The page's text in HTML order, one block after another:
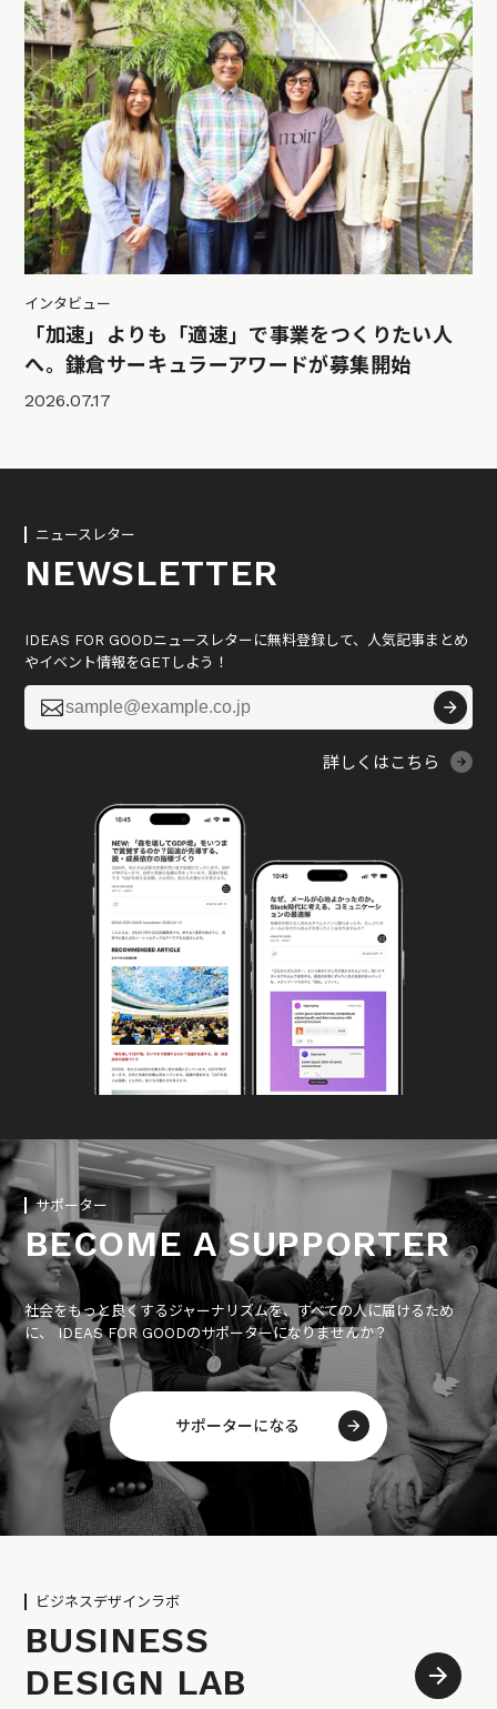
インタビュー
「加速」よりも「適速」で事業をつくりたい人
へ。鎌倉サーキュラーアワードが募集開始
2026.07.17
ニュースレター
NEWSLETTER
IDEAS FOR GOODニュースレターに無料登録して、人気記事まとめ
やイベント情報をGETしよう！

詳しくはこちら
サポーター
BECOME A SUPPORTER
社会をもっと良くするジャーナリズムを、すべての人に届けるため
に、 IDEAS FOR GOODのサポーターになりませんか？
サポーターになる
ビジネスデザインラボ
BUSINESS
DESIGN LAB